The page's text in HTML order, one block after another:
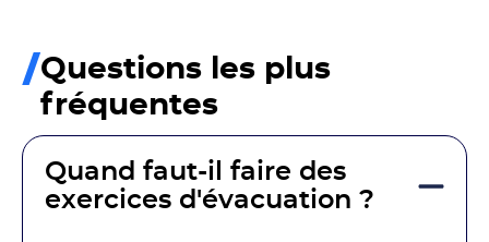
Questions les plus
fréquentes
Quand faut-il faire des
exercices d'évacuation ?